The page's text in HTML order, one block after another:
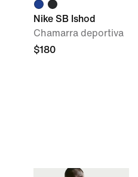
Nike SB Ishod
Chamarra deportiva
$180